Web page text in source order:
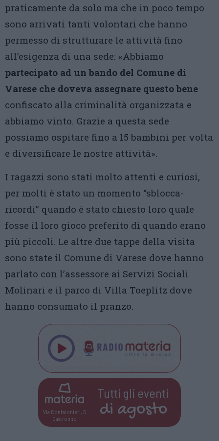
praticamente da solo ma che in poco tempo
sono arrivati tanti volontari che hanno
permesso di strutturare le attività fino
all’esigenza di una sede: «Abbiamo
partecipato ad un bando del Comune di
Varese che doveva assegnare questo bene
confiscato alla criminalità organizzata e
abbiamo vinto. Grazie a questa sede
possiamo ospitare fino a 15 bambini per volta
e diversificare le nostre attività».
I ragazzi sono stati molto attenti e curiosi,
per molti è stato un momento “sblocca-
ricordi” quando è stato chiesto loro quale
fosse il loro gioco preferito di quando erano
più piccoli. Le altre due tappe della visita
sono state il Comune di Varese dove hanno
parlato con l’assessore ai Servizi Sociali
Molinari e il parco di Villa Toeplitz dove
hanno consumato il pranzo.
Via Confalonieri, 5
Castronno
Tutti gli eventi
di agosto